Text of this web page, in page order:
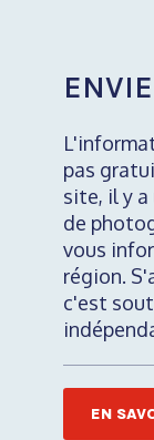
pas
site, il y
de
vous
région.
c'est
EN